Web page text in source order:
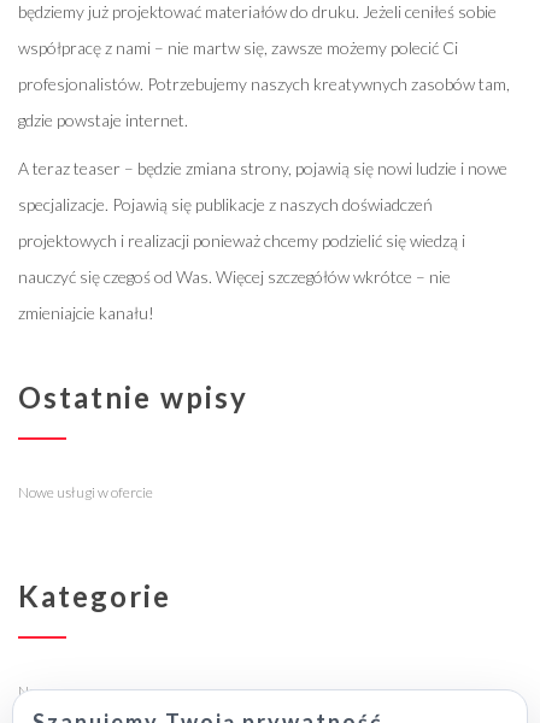
będziemy już projektować materiałów do druku. Jeżeli ceniłeś sobie
współpracę z nami – nie martw się, zawsze możemy polecić Ci
profesjonalistów. Potrzebujemy naszych kreatywnych zasobów tam,
gdzie powstaje internet.
A teraz teaser – będzie zmiana strony, pojawią się nowi ludzie i nowe
specjalizacje. Pojawią się publikacje z naszych doświadczeń
projektowych i realizacji ponieważ chcemy podzielić się wiedzą i
nauczyć się czegoś od Was. Więcej szczegółów wkrótce – nie
zmieniajcie kanału!
Ostatnie wpisy
Nowe usługi w ofercie
Kategorie
Newsy